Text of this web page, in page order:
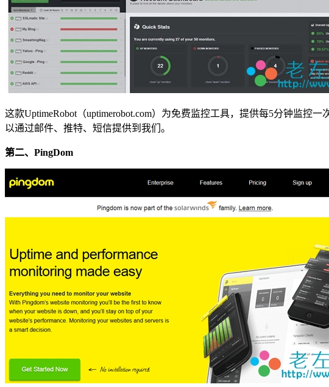
这款UptimeRobot（uptimerobot.com）为免费监控工具，提供每5分钟监
以通过邮件、推特、短信提供到我们。
第二、PingDom